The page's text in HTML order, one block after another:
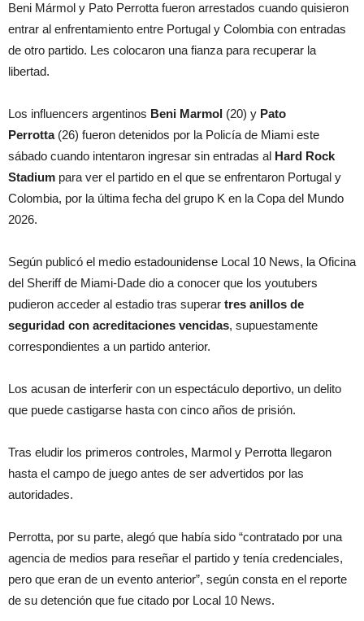
Beni Mármol y Pato Perrotta fueron arrestados cuando quisieron
entrar al enfrentamiento entre Portugal y Colombia con entradas
de otro partido. Les colocaron una fianza para recuperar la
libertad.
Los influencers argentinos Beni Marmol (20) y Pato
Perrotta (26) fueron detenidos por la Policía de Miami este
sábado cuando intentaron ingresar sin entradas al Hard Rock
Stadium para ver el partido en el que se enfrentaron Portugal y
Colombia, por la última fecha del grupo K en la Copa del Mundo
2026.
Según publicó el medio estadounidense Local 10 News, la Oficina
del Sheriff de Miami-Dade dio a conocer que los youtubers
pudieron acceder al estadio tras superar tres anillos de
seguridad con acreditaciones vencidas, supuestamente
correspondientes a un partido anterior.
Los acusan de interferir con un espectáculo deportivo, un delito
que puede castigarse hasta con cinco años de prisión.
Tras eludir los primeros controles, Marmol y Perrotta llegaron
hasta el campo de juego antes de ser advertidos por las
autoridades.
Perrotta, por su parte, alegó que había sido “contratado por una
agencia de medios para reseñar el partido y tenía credenciales,
pero que eran de un evento anterior”, según consta en el reporte
de su detención que fue citado por Local 10 News.